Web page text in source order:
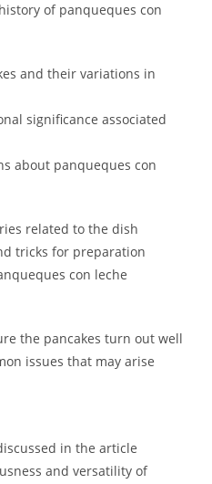
of panqueques con
and their variations in
significance associated
about panqueques con
related to the dish
tricks for preparation
con leche
the pancakes turn out well
issues that may arise
in the article
and versatility of